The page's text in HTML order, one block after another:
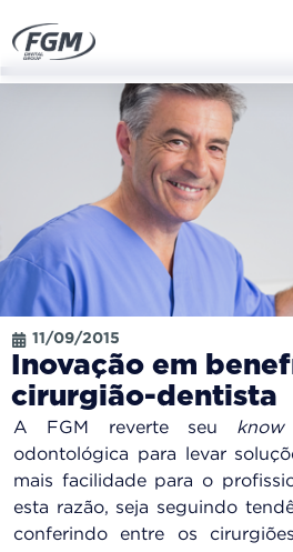
11/09/2015
Inovação em
cirurgião-dentista
A FGM reverte seu
odontológica para levar
mais facilidade para o
esta razão, seja seguindo
conferindo entre os